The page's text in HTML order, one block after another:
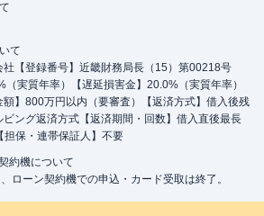
て
【登録番号】近畿財務局長（15）第00218号
（実質年率）【遅延損害金】20.0%（実質年率）
額】800万円以内（要審査）【返済方式】借入後残
ング返済方式【返済期間・回数】借入直後最長
保・連帯保証人】不要
約機について
ローン契約機での申込・カード受取は終了。